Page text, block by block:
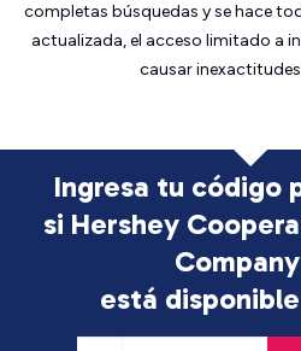
completas búsquedas y se hace
actualizada, el acceso limitado a
causar
Ingresa tu código
si Hershey
está